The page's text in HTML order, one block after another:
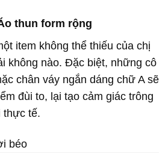
thun form rộng
item không thể thiếu của chị
không nào. Đặc biệt, những cô
chân váy ngắn dáng chữ A sẽ
đùi to, lại tạo cảm giác trông
thực tế.